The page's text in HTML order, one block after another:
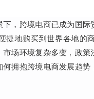
，跨境电商已成为国
捷地购买到世界各地的
场环境复杂多变，政
拥抱跨境电商发展趋